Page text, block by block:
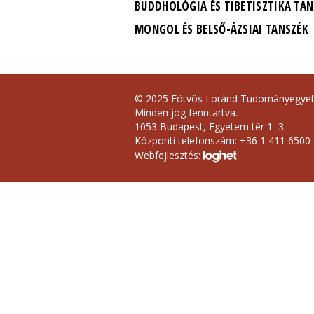
BUDDHOLÓGIA ÉS TIBETISZTIKA
MONGOL ÉS BELSŐ-ÁZSIAI TANSZÉK
© 2025 Eötvös Loránd
Minden jog fenntartva.
1053 Budapest, Egyetem tér 1–3.
Központi telefonszám: +36 1 411 6500
Webfejlesztés: